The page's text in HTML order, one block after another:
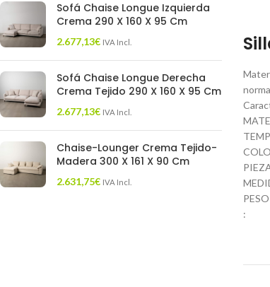
Sofá Chaise Longue Izquierda
Crema 290 X 160 X 95 Cm
2.677,13€ IVA Incl.
Sofá Chaise Longue Derecha
Crema Tejido 290 X 160 X 95 Cm
2.677,13€ IVA Incl.
Chaise-Lounger Crema Tejido-
Madera 300 X 161 X 90 Cm
2.631,75€ IVA Incl.
: